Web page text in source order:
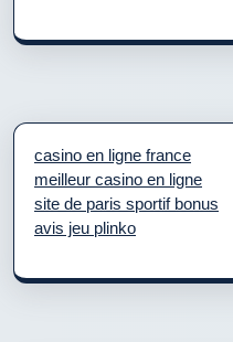
casino en ligne france
meilleur casino en ligne
site de paris sportif bonus
avis jeu plinko